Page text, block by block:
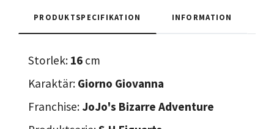
PRODUKTSPECIFIKATION INFORMATION
Storlek: 16 cm
Karaktär: Giorno Giovanna
Franchise: JoJo's Bizarre Adventure